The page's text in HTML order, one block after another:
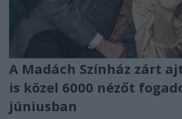
A Madách Színház zárt
is közel 6000 nézőt
júniusban